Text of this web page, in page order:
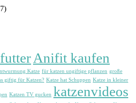
Anifit kaufen
Katze für katzen ungiftige pflanzen große
giftig für Katzen? Katze hat Schuppen Katze in kleiner
Katzen TV gucken katzenvideos